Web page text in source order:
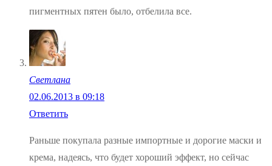
пигментных пятен было, отбелила все.
Светлана
02.06.2013 в 09:18
Ответить
Раньше покупала разные импортные и дорогие маски и
крема, надеясь, что будет хороший эффект, но сейчас